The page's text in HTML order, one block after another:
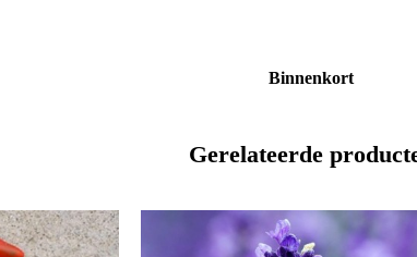
Binnenkort
Gerelateerde